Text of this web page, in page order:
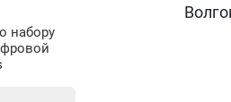
набору